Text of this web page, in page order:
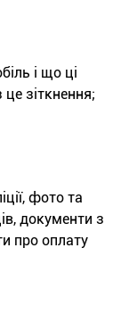
і що ці
зіткнення;
фото та
документи з
про оплату